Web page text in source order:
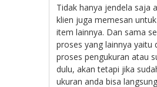
Tidak hanya jendela saja
klien juga memesan
item lainnya. Dan sama
proses yang lainnya yaitu
proses pengukuran atau
dulu, akan tetapi jika
ukuran anda bisa langsung